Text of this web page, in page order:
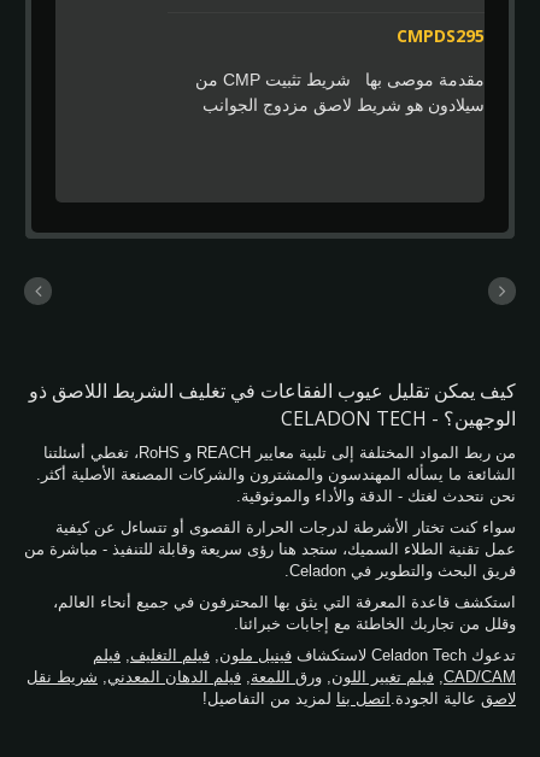
CMPDS295
مقدمة موصى بها شريط تثبيت CMP من
سيلادون هو شريط لاصق مزدوج الجوانب
الموصلات في تايوان لأكثر من 10 سنوات، مما
يوفر أداءً موثوقًا في الربط لوسادات التلميع
على أداء التلميع المستقر طوال دورة العملية.
كيف يمكن تقليل عيوب الفقاعات في تغليف الشريط اللاصق ذو
الوجهين؟ - CELADON TECH
من ربط المواد المختلفة إلى تلبية معايير REACH و RoHS، تغطي أسئلتنا
الشائعة ما يسأله المهندسون والمشترون والشركات المصنعة الأصلية أكثر.
نحن نتحدث لغتك - الدقة والأداء والموثوقية.
سواء كنت تختار الأشرطة لدرجات الحرارة القصوى أو تتساءل عن كيفية
عمل تقنية الطلاء السميك، ستجد هنا رؤى سريعة وقابلة للتنفيذ - مباشرة من
فريق البحث والتطوير في Celadon.
استكشف قاعدة المعرفة التي يثق بها المحترفون في جميع أنحاء العالم،
وقلل من تجاربك الخاطئة مع إجابات خبرائنا.
تدعوك Celadon Tech لاستكشاف
فينيل ملون, فيلم التغليف, فيلم
CAD/CAM
, فيلم تغيير اللون, ورق اللمعة, فيلم الدهان المعدني, شريط نقل
لاصق عالية الجودة. اتصل بنا لمزيد من التفاصيل!